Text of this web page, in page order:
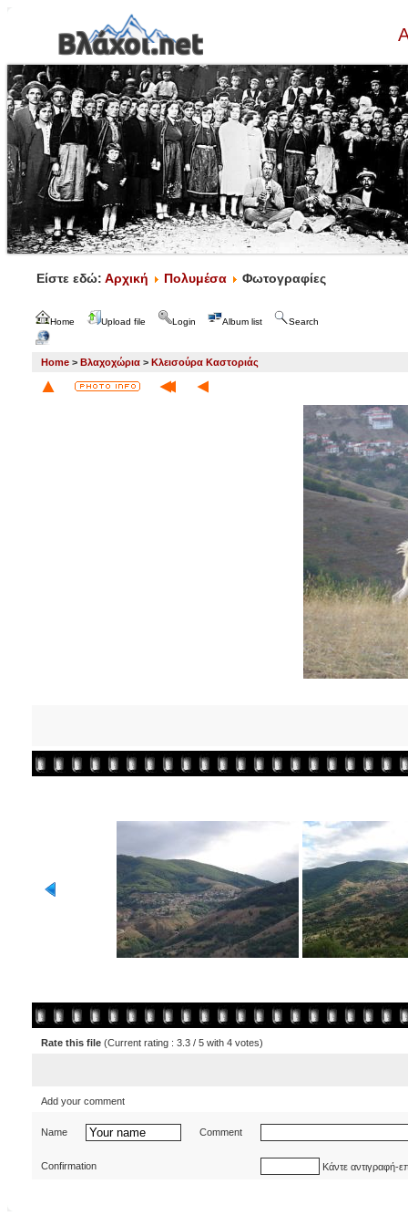
Είστε εδώ: Αρχική Πολυμέσα Φωτογραφίες
Home Upload file Login Album list Search
Home > Βλαχοχώρια > Κλεισούρα Καστοριάς
Rate this file (Current rating : 3.3 / 5 with 4 votes)
Add your comment
Name Comment
Confirmation Κάντε αντιγραφή-